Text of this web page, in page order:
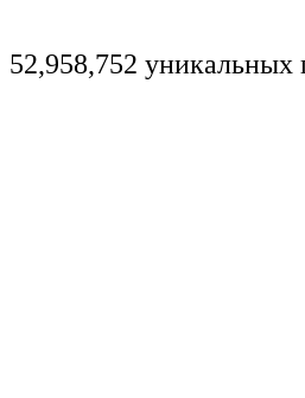
52,958,752 уникальных